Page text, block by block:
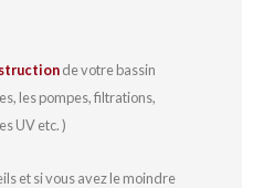
de votre bassin
les pompes, filtrations,
UV etc. )
et si vous avez le moindre